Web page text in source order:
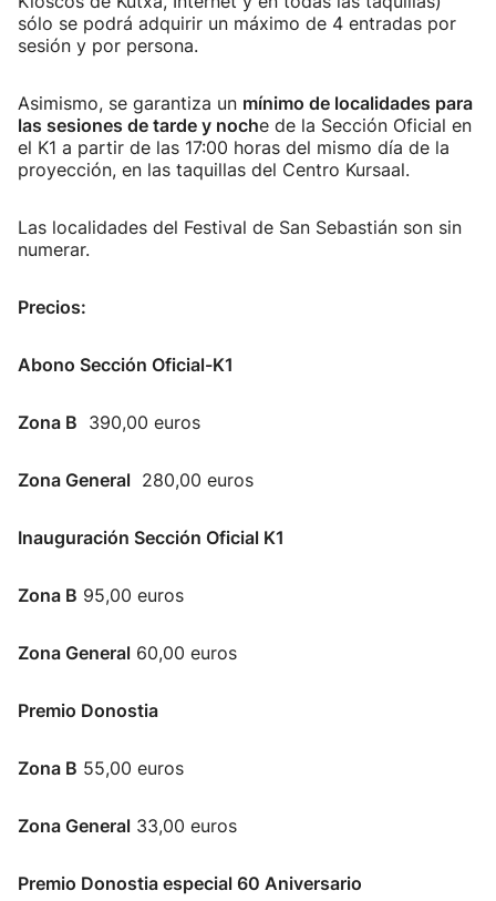
sólo se podrá adquirir un máximo de 4 entradas por
sesión y por persona.
Asimismo, se garantiza un mínimo de localidades para
las sesiones de tarde y noche de la Sección Oficial en
el K1 a partir de las 17:00 horas del mismo día de la
proyección, en las taquillas del Centro Kursaal.
Las localidades del Festival de San Sebastián son sin
numerar.
Precios:
Abono Sección Oficial-K1
Zona B 390,00 euros
Zona General 280,00 euros
Inauguración Sección Oficial K1
Zona B 95,00 euros
Zona General 60,00 euros
Premio Donostia
Zona B 55,00 euros
Zona General 33,00 euros
Premio Donostia especial 60 Aniversario